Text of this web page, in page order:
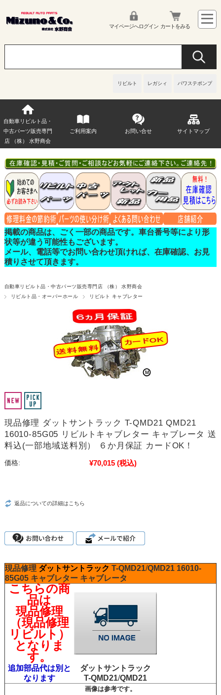
リビルト レガシィ パワステポンプ
マイページへログイン カートをみる
自動車リビルト品・
中古パーツ販売専門
店 （株） 水野商会
ご利用案内 お問い合せ サイトマップ
掲載の商品は、ごく一部の商品です。車台番号等により形
状等が違う可能性もございます。
メール、電話等でお問い合わせ頂ければ、在庫確認、お見
積りさせて頂きます。
自動車リビルト品・中古パーツ販売専門店 （株） 水野商会
リビルト品・オーバーホール
リビルト キャブレター
現品修理 ダットサントラック T-QMD21 QMD21
16010-85G05 リビルトキャブレター キャブレータ 送
料込(一部地域送料別） ６か月保証 カードOK！
価格: ¥70,015 (税込)
返品についての詳細はこちら
現品修理 ダットサントラック T-QMD21/QMD21 16010-
85G05 キャブレター キャブレータ
こちらの商
品は
現品修理
（現品修理
リビルト）
となりま
す。
追加部品代は別と
なります
ダットサントラック
T-QMD21/QMD21
画像は参考です。